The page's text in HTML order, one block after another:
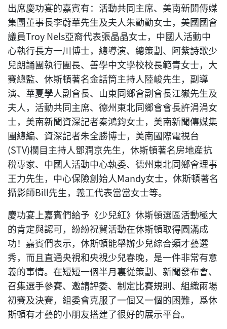
出席慶功宴的嘉賓有：活動共同主席、美南新聞傳媒
集團董事長李蔚華先生及夫人朱勤勤女士，美國國會
議員Troy Nels亞裔代表張晶晶女士，中國人活動中
心執行長方一川博士，總導演、總策劃、阿紫詩歌少
兒朗誦團執行團長、善學中文學校校長範青女士，大
賽總監、休斯頓著名金話筒主持人陸峻先生，副導
演、華夏學人副會長、山東同鄉會副會長江嶽先生及
夫人，活動共同主席、德州東北同鄉會會長許涓涓女
士，美南新聞資深記者秦鴻鈞女士，美南新聞傳媒集
團總編、資深記者朱全勝博士，美南國際電視台
(STV)欄目主持人鄧潤京先生，休斯頓著名房地産抗
稅專家、中國人活動中心執委、德州東北同鄉會理事
王力先生，中心保險創始人Mandy女士，休斯頓著名
攝影師Bill先生，義工代表當當女士等。
慶功宴上嘉賓們給予《少兒紅》休斯頓選區活動極大
的肯定與認可，紛紛祝賀活動在休斯頓取得圓滿成
功！嘉賓們表示，休斯頓能舉辦少兒綜合類才藝選
秀，而且直通央視和央視少兒春晚，是一件非常有意
義的事情。在短短一個半月裏從策劃、新聞發布會、
召集選手參賽、邀請評委、制定比賽規則、組織兩場
初賽及決賽，組委會克服了一個又一個的困難，爲休
斯頓有才藝的小朋友搭建了很好的展示平台。